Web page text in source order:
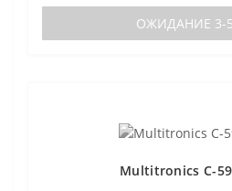
ОЖИДАНИЕ 3-
Multitronics C-